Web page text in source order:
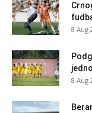
8 Aug
8 Aug